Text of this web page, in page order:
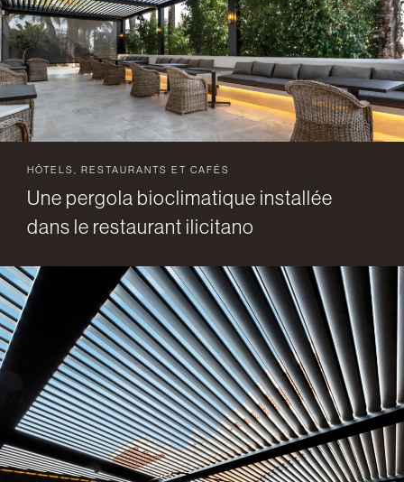
HÔTELS, RESTAURANTS ET CAFÉS
Une pergola bioclimatique installée
dans le restaurant ilicitano